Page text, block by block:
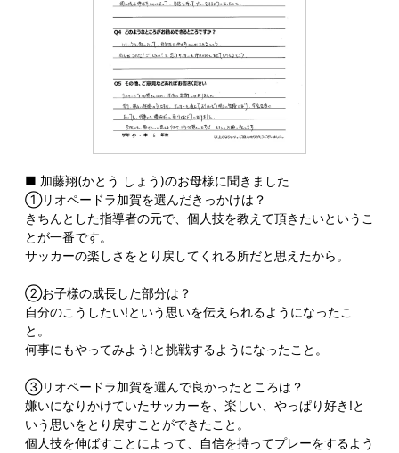
■ 加藤翔(かとう しょう)のお母様に聞きました
①リオペードラ加賀を選んだきっかけは？
きちんとした指導者の元で、個人技を教えて頂きたいというこ
とが一番です。
サッカーの楽しさをとり戻してくれる所だと思えたから。
②お子様の成長した部分は？
自分のこうしたい!という思いを伝えられるようになったこ
と。
何事にもやってみよう!と挑戦するようになったこと。
③リオペードラ加賀を選んで良かったところは？
嫌いになりかけていたサッカーを、楽しい、やっぱり好き!と
いう思いをとり戻すことができたこと。
個人技を伸ばすことによって、自信を持ってプレーをするよう